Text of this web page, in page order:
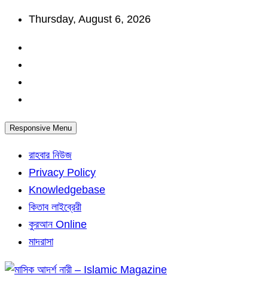
Skip
content
Thursday, August 6, 2026
Responsive Menu
রাহবার নিউজ
Privacy Policy
Knowledgebase
কিতাব লাইব্রেরী
কুরআন Online
মাদরাসা